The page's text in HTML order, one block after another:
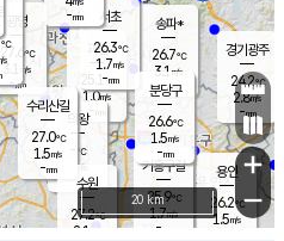
과천
25.1℃
1.0m/s
- mm
용인
26.2℃
1.5m/s
경기광주
24.2℃
2.8m/s
-mm
의왕
- ℃
m/s
mm
광명
27.6 ℃
3.1 m/s
-mm
℃
s
송파*
26.7℃
3.1 m/s
-mm
서초
26.3℃
1.7m/s
-mm
기흥구갈
25.9℃
1.7m/s
-
수리산길
27.0℃
1.5m/s
-mm
분당구
26.6℃
1.5m/s
-mm
수원
27.2℃
2.1 m/s
-mm
+
−
20 km